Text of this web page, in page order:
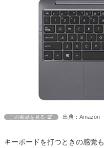
この商品を見る 出典：Amazon
キーボードを打つときの感覚